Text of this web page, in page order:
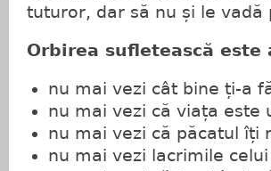
tuturor, dar să nu și le vadă
Orbirea sufletească este
nu mai vezi cât bine ți-a
nu mai vezi că viața este
nu mai vezi că păcatul îți
nu mai vezi lacrimile